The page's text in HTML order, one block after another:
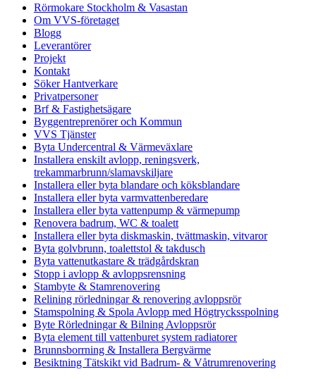
Rörmokare Stockholm & Vasastan
Om VVS-företaget
Blogg
Leverantörer
Projekt
Kontakt
Söker Hantverkare
Privatpersoner
Brf & Fastighetsägare
Byggentreprenörer och Kommun
VVS Tjänster
Byta Undercentral & Värmeväxlare
Installera enskilt avlopp, reningsverk,
trekammarbrunn/slamavskiljare
Installera eller byta blandare och köksblandare
Installera eller byta varmvattenberedare
Installera eller byta vattenpump & värmepump
Renovera badrum, WC & toalett
Installera eller byta diskmaskin, tvättmaskin, vitvaror
Byta golvbrunn, toalettstol & takdusch
Byta vattenutkastare & trädgårdskran
Stopp i avlopp & avloppsrensning
Stambyte & Stamrenovering
Relining rörledningar & renovering avloppsrör
Stamspolning & Spola Avlopp med Högtrycksspolning
Byte Rörledningar & Bilning Avloppsrör
Byta element till vattenburet system radiatorer
Brunnsborrning & Installera Bergvärme
Besiktning Tätskikt vid Badrum- & Våtrumrenovering